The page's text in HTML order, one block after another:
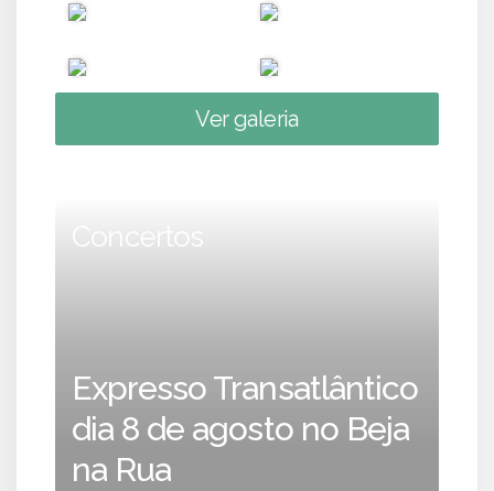
Ver galeria
Concertos
Expresso Transatlântico
dia 8 de agosto no Beja
na Rua